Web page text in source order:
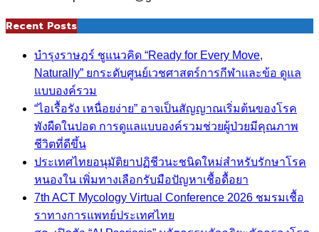
Recent Posts
บำรุงราษฎร์ ชูแนวคิด “Ready for Every Move,
Naturally” ยกระดับศูนย์เวชศาสตร์การกีฬาและข้อ ดูแล
แบบองค์รวม
“ไอเรื้อรัง เหนื่อยง่าย” อาจเป็นสัญญาณเริ่มต้นของโรค
พังผืดในปอด การดูแลแบบองค์รวมช่วยผู้ป่วยมีคุณภาพ
ชีวิตที่ดีขึ้น
ประเทศไทยอนุมัติยาปฏิชีวนะชนิดใหม่สำหรับรักษาโรค
หนองใน เพิ่มทางเลือกรับมือปัญหาเชื้อดื้อยา
7th ACT Mycology Virtual Conference 2026 ชมรมเชื้อ
ราทางการแพทย์ประเทศไทย